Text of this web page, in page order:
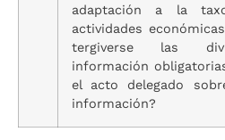
adaptación a la
actividades
tergiverse las
información
el acto delegado
información?